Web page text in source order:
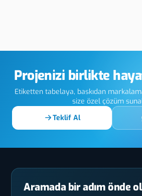
Projenizi birlikte
Etiketten tabelaya, baskıdan
size özel çözüm
Teklif Al
Aramada bir adım önde ol